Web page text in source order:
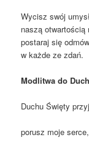
Wycisz swój
naszą otwartością
postaraj się
w każde ze zdań.
Modlitwa do
Duchu Święty
porusz moje